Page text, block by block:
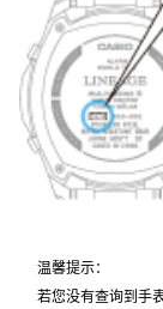
温馨提示：
若您没有查询到手